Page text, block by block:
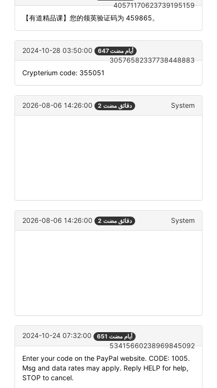
40571170623739195159
【有道精品课】您的领英验证码为 459865。
2024-10-28 03:50:00 647 أيام مضت
30576582337738448883
Crypterium code: 355051
2026-08-06 14:26:00 2 دقائق مضت System
2026-08-06 14:26:00 2 دقائق مضت System
2024-10-24 07:32:00 651 أيام مضت
53415660238969845092
Enter your code on the PayPal website. CODE: 1005.
Msg and data rates may apply. Reply HELP for help,
STOP to cancel.